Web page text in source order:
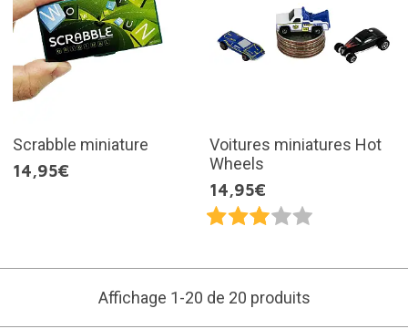
Scrabble miniature
14,95€
Voitures miniatures Hot
Wheels
14,95€
Affichage 1-20 de 20 produits